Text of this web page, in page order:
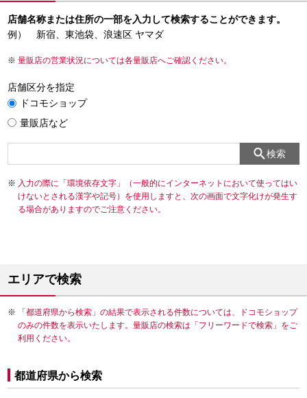
店舗名称または住所の一部を入力して検索することができます。
例） 新宿、東池袋、浪速区 ヤマダ
量販店の営業状況については各量販店へご確認ください。
店舗区分を指定
ドコモショップ
量販店など
検索
入力の際に「環境依存文字」（一般的にインターネットにおいて使ってはい
けないとされる漢字や記号）を使用しますと、次の画面で文字化けが発生す
る場合がありますのでご注意ください。
エリアで検索
「都道府県から検索」の結果で表示される件数については、ドコモショップ
のみの件数を表示いたします。量販店の検索は「フリーワードで検索」をご
利用ください。
都道府県から検索